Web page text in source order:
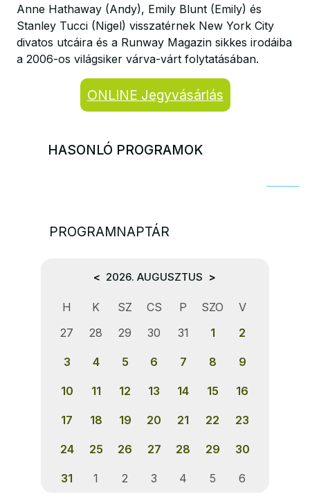
Anne Hathaway (Andy), Emily Blunt (Emily) és
Stanley Tucci (Nigel) visszatérnek New York City
divatos utcáira és a Runway Magazin sikkes irodáiba
a 2006-os világsiker várva-várt folytatásában.
ONLINE Jegyvásárlás
HASONLÓ PROGRAMOK
PROGRAMNAPTÁR
< 2026. AUGUSZTUS >
H K SZ CS P SZO
V
27
28 29 30 31 1 2
3 4 5 6 7 8 9
10 11 12 13 14 15 16
17 18 19 20 21 22 23
24 25 26 27 28 29 30
31 1 2 3 4 5 6